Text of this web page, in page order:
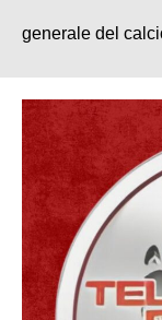
generale del